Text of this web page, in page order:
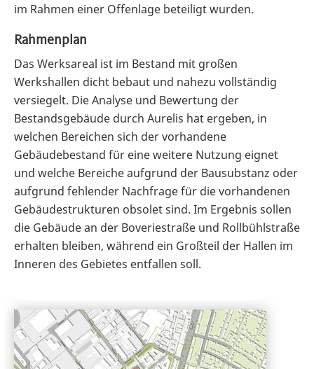
im Rahmen einer Offenlage beteiligt wurden.
Rahmenplan
Das Werksareal ist im Bestand mit großen
Werkshallen dicht bebaut und nahezu vollständig
versiegelt. Die Analyse und Bewertung der
Bestandsgebäude durch Aurelis hat ergeben, in
welchen Bereichen sich der vorhandene
Gebäudebestand für eine weitere Nutzung eignet
und welche Bereiche aufgrund der Bausubstanz oder
aufgrund fehlender Nachfrage für die vorhandenen
Gebäudestrukturen obsolet sind. Im Ergebnis sollen
die Gebäude an der Boveriestraße und Rollbühlstraße
erhalten bleiben, während ein Großteil der Hallen im
Inneren des Gebietes entfallen soll.